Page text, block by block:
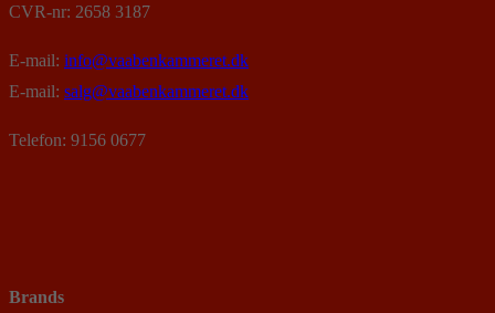
CVR-nr: 2658 3187
E-mail: info@vaabenkammeret.dk
E-mail: salg@vaabenkammeret.dk
Telefon: 9156 0677
Brands